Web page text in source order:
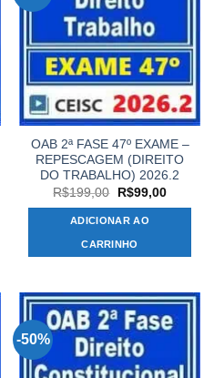
OAB 2ª FASE 47º EXAME –
REPESCAGEM (DIREITO
DO TRABALHO) 2026.2
R$199,00
O
original
era:
R$199,00.
R$99,00O
ADICIONAR AO
CARRINHO
-50%